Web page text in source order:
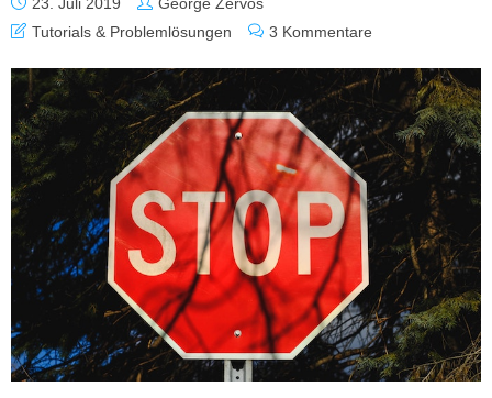
Tutorials & Problemlösungen
3 Kommentare